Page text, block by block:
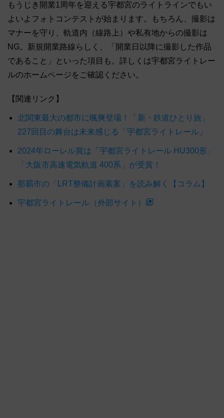
もうじき開業1周年を迎える宇都宮のライトラインでもい
よいよフォトコンテストが始まります。もちろん、撮影は
マナーを守り、軌道内（線路上）や私有地からの撮影は
NG。新規開業路線らしく、「開業日以降に撮影した作品
であること」といった項目も。詳しくは宇都宮ライトレー
ルのホームページをご確認ください。
【関連リンク】
北関東最大の都市に颯爽登場！「新・鉄道ひとり旅」
227回目の舞台は未来感じる「宇都宮ライトレール」
2024年ローレル賞は「宇都宮ライトレール HU300形」
「大阪市高速電気軌道 400系」が受賞！
那覇市の「LRT整備計画素案」を読み解く【コラム】
宇都宮ライトレール（外部サイト）